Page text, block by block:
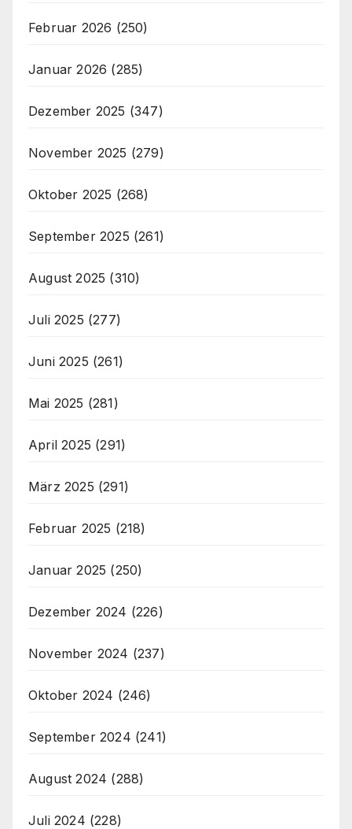
Februar 2026 (250)
Januar 2026 (285)
Dezember 2025 (347)
November 2025 (279)
Oktober 2025 (268)
September 2025 (261)
August 2025 (310)
Juli 2025 (277)
Juni 2025 (261)
Mai 2025 (281)
April 2025 (291)
März 2025 (291)
Februar 2025 (218)
Januar 2025 (250)
Dezember 2024 (226)
November 2024 (237)
Oktober 2024 (246)
September 2024 (241)
August 2024 (288)
Juli 2024 (228)